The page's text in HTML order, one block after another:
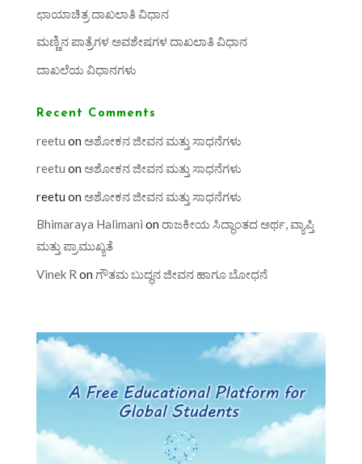
ಛಾಯಾಚಿತ್ರ ದಾಖಲಾತಿ ವಿಧಾನ
ಮಣ್ಣಿನ ಪಾತ್ರೆಗಳ ಅವಶೇಷಗಳ ದಾಖಲಾತಿ ವಿಧಾನ
ದಾಖಲೆಯ ವಿಧಾನಗಳು
Recent Comments
reetu on ಅಶೋಕನ ಜೀವನ ಮತ್ತು ಸಾಧನೆಗಳು
reetu on ಅಶೋಕನ ಜೀವನ ಮತ್ತು ಸಾಧನೆಗಳು
reetu on ಅಶೋಕನ ಜೀವನ ಮತ್ತು ಸಾಧನೆಗಳು
Bhimaraya Halimani on ರಾಜಕೀಯ ಸಿದ್ಧಾಂತದ ಅರ್ಥ, ವ್ಯಾಪ್ತಿ
ಮತ್ತು ಪ್ರಾಮುಖ್ಯತೆ
Vinek R on ಗೌತಮ ಬುದ್ಧನ ಜೀವನ ಹಾಗೂ ಬೋಧನೆ